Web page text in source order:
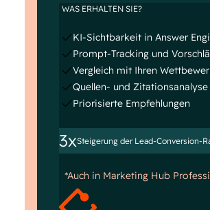
WAS ERHALTEN SIE?
KI-Sichtbarkeit in Answer
Prompt-Tracking und
Vergleich mit Ihren
Quellen- und Zitationsanalyse
Priorisierte Empfehlungen
3xSteigerung der Lead-Conversion-
*Auch in Marketing Hub